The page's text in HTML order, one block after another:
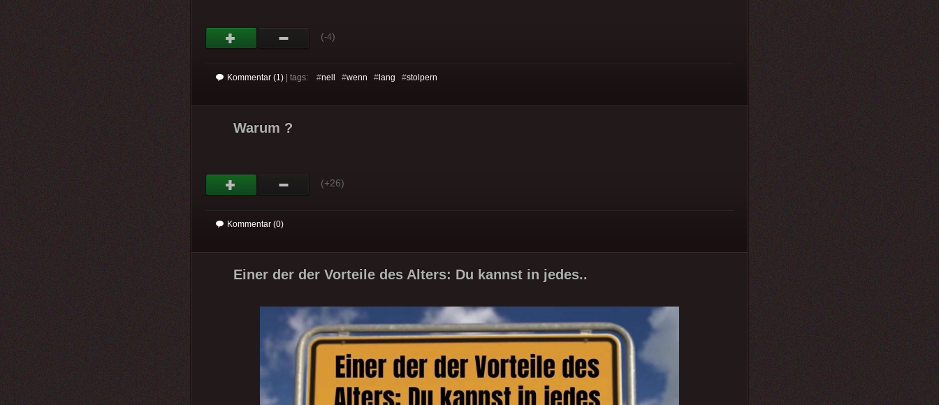
(-4)
Kommentar (1) | tags: #nell #wenn # lang #stolpern
Warum ?
(+26)
Kommentar (0)
Einer der der Vorteile des Alters: Du kannst in jedes..